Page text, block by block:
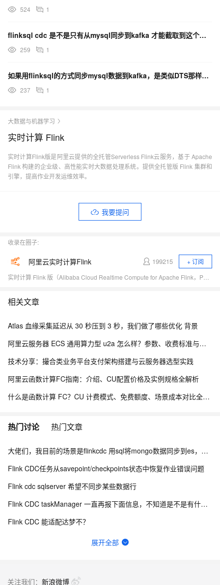
524 1
flinksql cdc 是不是只有从mysql同步到kafka 才能截取到这个字段？
259 1
如果用flinksql的方式同步mysql数据到kafka，是类似DTS那样吗？
237 1
大数据与机器学习
实时计算 Flink
实时计算Flink版是阿里云提供的全托管Serverless Flink云服务，基于 Apache
Flink 构建的企业级、高性能实时大数据处理系统。提供全托管版 Flink 集群和
引擎，提高作业开发运维效率。
我要提问
收录在圈子:
阿里云实时计算Flink 199215
+ 订阅
相关文章
Atlas 血缘采集延迟从 30 秒压到 3 秒，我们做了哪些优化 背景
阿里云服务器 ECS 通用算力型 u2a 怎么样？参数、收费标准与业务场景
技术分享：撮合类业务平台支付架构搭建与云服务器选型实践
阿里云函数计算FC指南：介绍、CU配置价格及实例规格全解析
什么是函数计算 FC？CU 计费模式、免费额度、场景成本对比全说明
热门讨论 热门文章
大佬们，我目前的场景是flinkcdc 用sql将mongo数据同步到es，有人做过这样的场景吗？
Flink CDC任务从savepoint/checkpoints状态中恢复作业错误问题
Flink cdc sqlserver 希望不同步某些数据行
Flink CDC taskManager 一直再报下面信息，不知道是不是有什么问题？
Flink CDC 能适配达梦不？
有用flink cdc同步mysql到hive这样搞过的源码吗?
如何用实时数据同步打破企业数据孤岛？
展开全部
关注我们： 新浪微博